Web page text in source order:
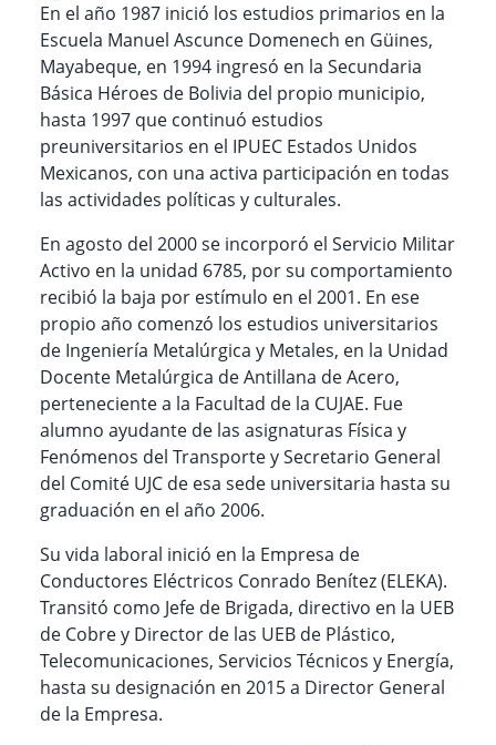
En el año 1987 inició los estudios primarios en la
Escuela Manuel Ascunce Domenech en Güines,
Mayabeque, en 1994 ingresó en la Secundaria
Básica Héroes de Bolivia del propio municipio,
hasta 1997 que continuó estudios
preuniversitarios en el IPUEC Estados Unidos
Mexicanos, con una activa participación en todas
las actividades políticas y culturales.
En agosto del 2000 se incorporó el Servicio Militar
Activo en la unidad 6785, por su comportamiento
recibió la baja por estímulo en el 2001. En ese
propio año comenzó los estudios universitarios
de Ingeniería Metalúrgica y Metales, en la Unidad
Docente Metalúrgica de Antillana de Acero,
perteneciente a la Facultad de la CUJAE. Fue
alumno ayudante de las asignaturas Física y
Fenómenos del Transporte y Secretario General
del Comité UJC de esa sede universitaria hasta su
graduación en el año 2006.
Su vida laboral inició en la Empresa de
Conductores Eléctricos Conrado Benítez (ELEKA).
Transitó como Jefe de Brigada, directivo en la UEB
de Cobre y Director de las UEB de Plástico,
Telecomunicaciones, Servicios Técnicos y Energía,
hasta su designación en 2015 a Director General
de la Empresa.